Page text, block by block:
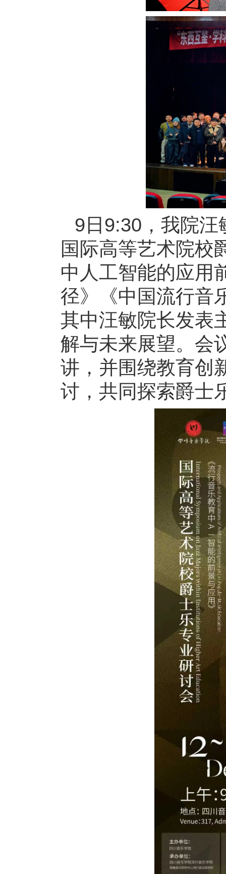
9日9:30，我院
国际高等艺术院校
中人工智能的应用
径》《中国流行音
其中汪敏院长发表
解与未来展望。会
讲，并围绕教育创
讨，共同探索爵士